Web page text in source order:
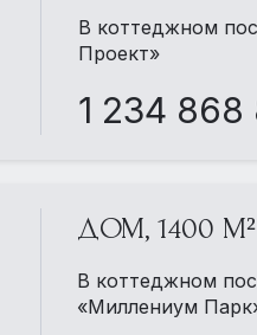
В коттеджном
Проект»
1 234
ДОМ, 1400 М²
В коттеджном
«Миллениум